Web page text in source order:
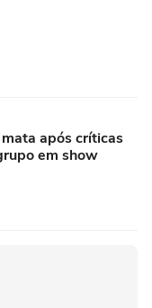
mata após críticas
em show